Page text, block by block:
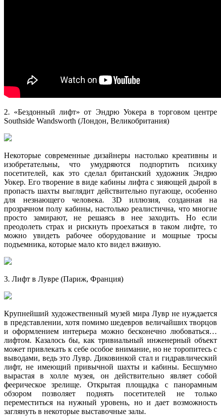
2. «Бездонный лифт» от Эндрю Уокера в торговом центре
Southside Wandsworth (Лондон, Великобритания)
Некоторые современные дизайнеры настолько креативны и
изобретательны, что умудряются подпортить психику
посетителей, как это сделал британский художник Эндрю
Уокер. Его творение в виде кабины лифта с зияющей дырой в
пропасть шахты выглядит действительно пугающе, особенно
для незнающего человека. 3D иллюзия, созданная на
прозрачном полу кабины, настолько реалистична, что многие
просто замирают, не решаясь в нее заходить. Но если
преодолеть страх и рискнуть проехаться в таком лифте, то
можно увидеть рабочее оборудование и мощные тросы
подъемника, которые мало кто видел вживую.
3. Лифт в Лувре (Париж, Франция)
Крупнейший художественный музей мира Лувр не нуждается
в представлении, хотя помимо шедевров величайших творцов
и оформлением интерьера можно бесконечно любоваться…
лифтом. Казалось бы, как тривиальный инженерный объект
может привлекать к себе особое внимание, но не торопитесь с
выводами, ведь это Лувр. Диковинкой стал и гидравлический
лифт, не имеющий привычной шахты и кабины. Бесшумно
вырастая в холле музея, он действительно являет собой
феерическое зрелище. Открытая площадка с панорамным
обзором позволяет поднять посетителей не только
переместиться на нужный уровень, но и дает возможность
заглянуть в некоторые выставочные залы.